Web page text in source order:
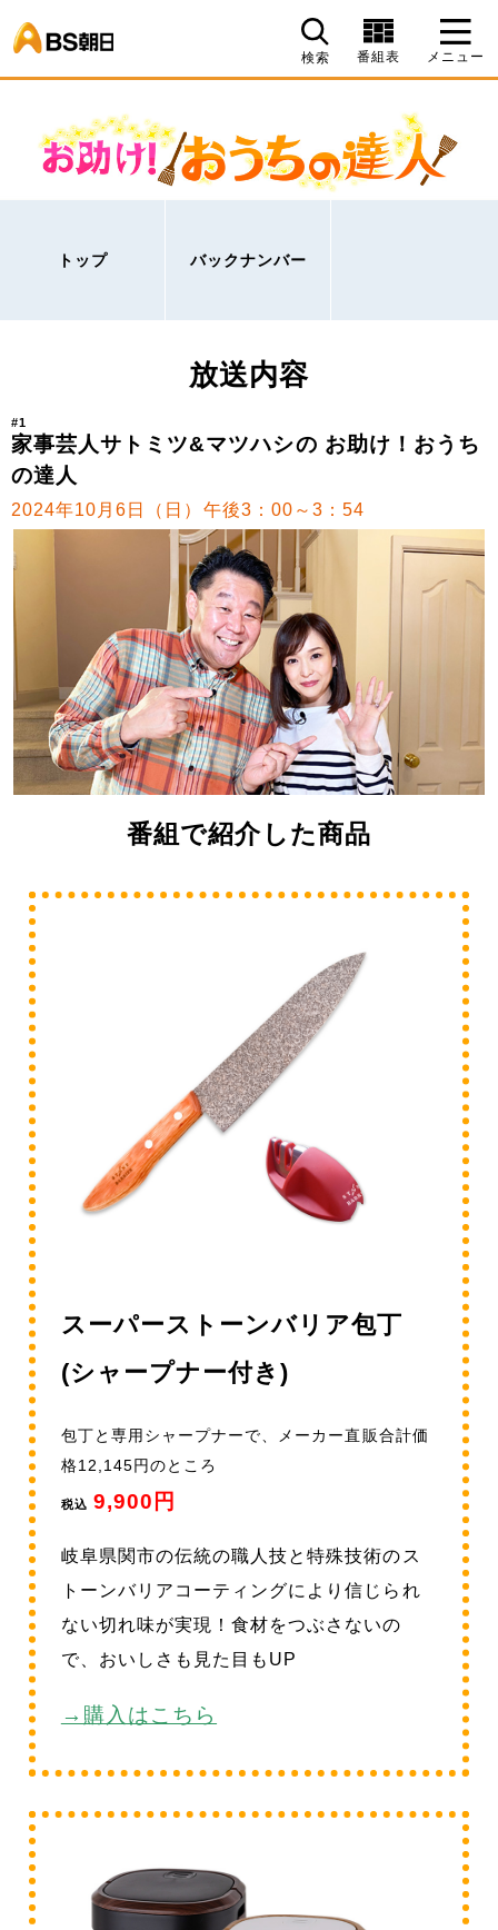
検索 番組表 メニュー
トップ バックナンバー
放送内容
#1
家事芸人サトミツ&マツハシの お助け！おうち
の達人
2024年10月6日（日）午後3：00～3：54
番組で紹介した商品
スーパーストーンバリア包丁
(シャープナー付き)
包丁と専用シャープナーで、メーカー直販合計価
格12,145円のところ
税込 9,900円
岐阜県関市の伝統の職人技と特殊技術のス
トーンバリアコーティングにより信じられ
ない切れ味が実現！食材をつぶさないの
で、おいしさも見た目もUP
→購入はこちら